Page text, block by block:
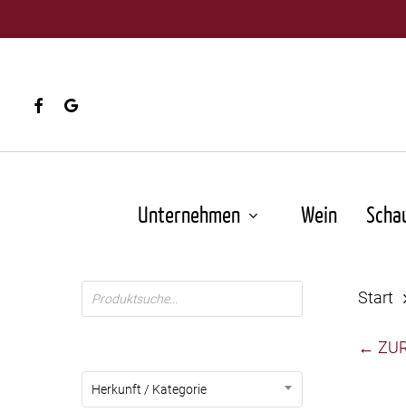
to
contentfacebookgoogle-
Unternehmen Wein
Products
search
Herkunft / Kategorie
Start
←